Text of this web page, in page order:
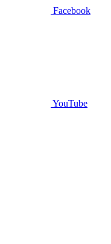
Facebook
YouTube